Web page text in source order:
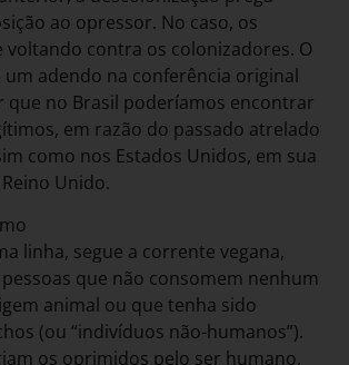
ao opressor. No caso, os
voltando contra os colonizadores. O
adendo na conferência original
que no Brasil poderíamos encontrar
em razão do passado atrelado
como nos Estados Unidos, em sua
Unido.
linha, segue a corrente vegana,
que não consomem nenhum
animal ou que tenha sido
(ou “indivíduos não-humanos”).
os oprimidos pelo ser humano,